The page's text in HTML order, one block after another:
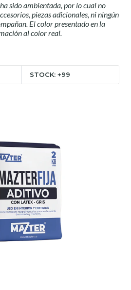
sido ambientada, por lo cual no
piezas adicionales, ni ningún
El color presentado en la
al color real.
STOCK: +99